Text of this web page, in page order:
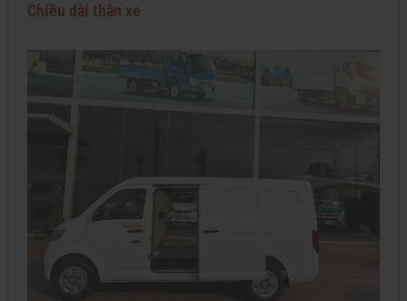
Chiều dài thân xe